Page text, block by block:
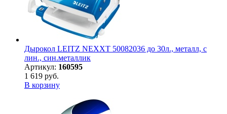
Дырокол LEITZ NEXXT 50082036 до 30л., металл, с
лин., син.металлик
Артикул: 160595
1 619 руб.
В корзину